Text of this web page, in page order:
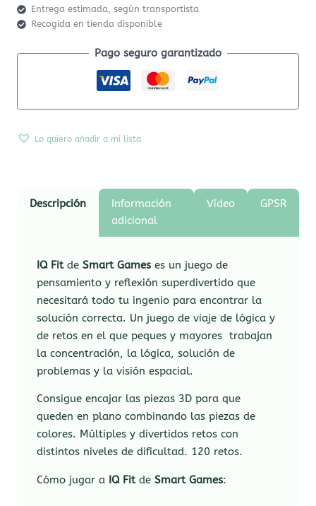
Entrega estimada, según transportista
Recogida en tienda disponible
Pago seguro garantizado
Lo quiero añadir a mi lista
Descripción
Información
adicional
Vídeo GPSR
IQ FitdeSmart Games es un juego de
pensamiento y reflexión superdivertido que
necesitará todo tu ingenio para encontrar la
solución correcta. Un juego de viaje de lógica y
de retos en el que peques y mayores trabajan
la concentración, la lógica, solución de
problemas y la visión espacial.
Consigue encajar las piezas 3D para que
queden en plano combinando las piezas de
colores. Múltiples y divertidos retos con
distintos niveles de dificultad. 120 retos.
Cómo jugar a IQ FitdeSmart Games: